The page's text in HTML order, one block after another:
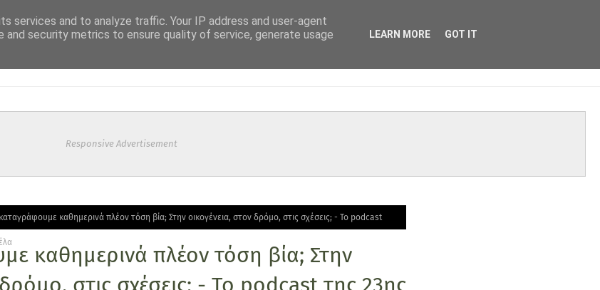
Responsive Advertisement
καταγράφουμε καθημερινά πλέον τόση βία; Στην οικογένεια, στον δρόμο, στις σχέσεις; - Το podcast
καθημερινά πλέον τόση βία; Στην
services and to analyze traffic. Your IP address and user-agent
and security metrics to ensure quality of service, generate usage
LEARN MORE GOT IT